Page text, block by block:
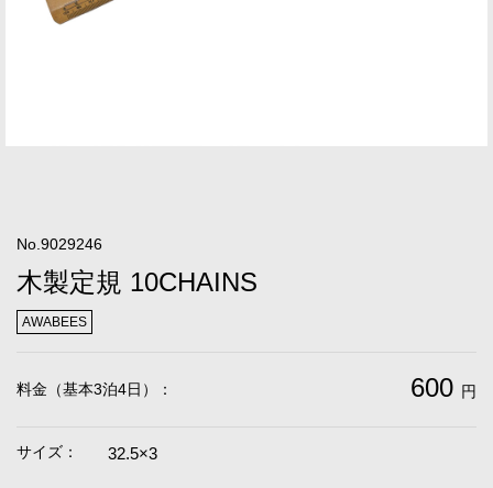
No.9029246
木製定規 10CHAINS
AWABEES
料金（基本3泊4日）： 600 円
サイズ： 32.5×3